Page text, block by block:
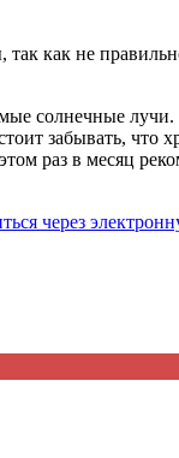
как не
солнечные
забывать,
раз в месяц
через